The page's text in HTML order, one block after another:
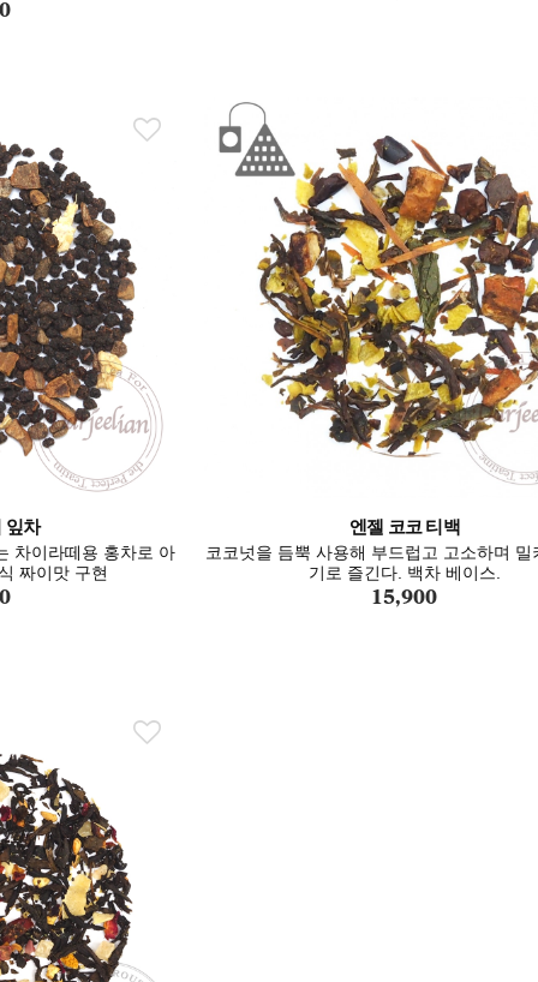
잎차
차이라떼용 홍차로 아
짜이맛 구현
엔젤 코코 티백
코코넛을 듬뿍 사용해 부드럽고 고소하며 밀
기로 즐긴다. 백차 베이스.
15,900